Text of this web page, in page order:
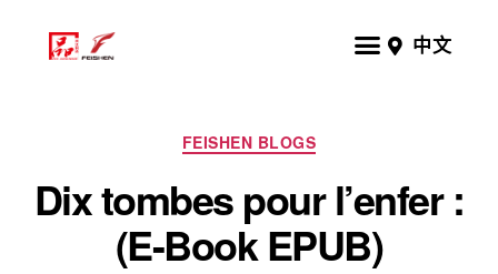
中文
FEISHEN BLOGS
Dix tombes pour l’enfer :
(E-Book EPUB)